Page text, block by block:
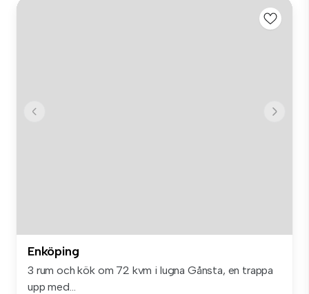
Enköping
3 rum och kök om 72 kvm i lugna Gånsta, en trappa
upp med...